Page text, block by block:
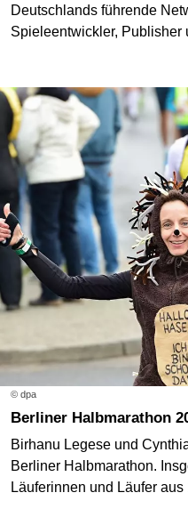
Deutschlands führende
Spieleentwickler, Publisher
© dpa
Berliner Halbmarathon
Birhanu Legese und
Berliner Halbmarathon.
Läuferinnen und Läufer